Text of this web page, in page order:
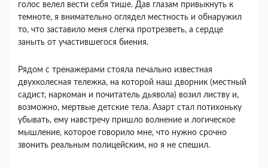
голос велел вести себя тише. Дав глазам привыкнуть к
темноте, я внимательно оглядел местность и обнаружил
то, что заставило меня слегка протрезветь, а сердце
заныть от участившегося биения.
Рядом с тренажерами стояла печально известная
двухколесная тележка, на которой наш дворник (местный
садист, наркоман и почитатель дьявола) возил листву и,
возможно, мертвые детские тела. Азарт стал потихоньку
убывать, ему навстречу пришло волнение и логическое
мышление, которое говорило мне, что нужно срочно
звонить реальным полицейским, но я не спешил.